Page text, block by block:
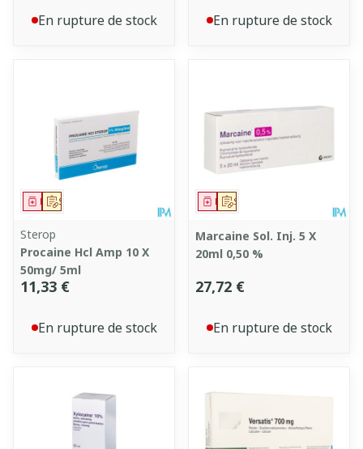
En rupture de stock En rupture de stock
Sur prescription
Médicament
Sterop
Procaine Hcl Amp 10 X
50mg/ 5ml
11,33 €
En rupture de stock
Sur prescription
Médicament
Marcaine Sol. Inj. 5 X
20ml 0,50 %
27,72 €
En rupture de stock